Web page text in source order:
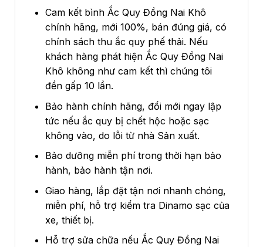
Cam kết bình Ắc Quy Đồng Nai Khô
chính hãng, mới 100%, bán đúng giá, có
chính sách thu ắc quy phế thải. Nếu
khách hàng phát hiện Ắc Quy Đồng Nai
Khô không như cam kết thì chúng tôi
đền gấp 10 lần.
Bảo hành chính hãng, đổi mới ngay lập
tức nếu ắc quy bị chết hộc hoặc sạc
không vào, do lỗi từ nhà Sản xuất.
Bảo dưỡng miễn phí trong thời hạn bảo
hành, bảo hành tận nơi.
Giao hàng, lắp đặt tận nơi nhanh chóng,
miễn phí, hỗ trợ kiểm tra Dinamo sạc của
xe, thiết bị.
Hỗ trợ sửa chữa nếu Ắc Quy Đồng Nai